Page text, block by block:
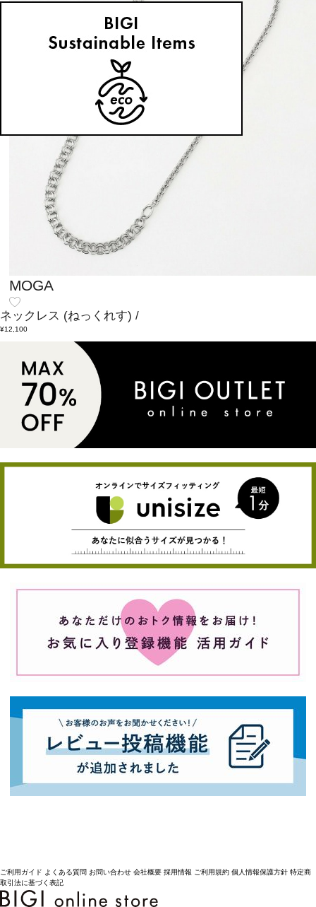
MOGA
ネックレス (ねっくれす) /
¥12,100
ご利用ガイド よくある質問 お問い合わせ 会社概要 採用情報 ご利用規約 個人情報保護方針 特定商
取引法に基づく表記